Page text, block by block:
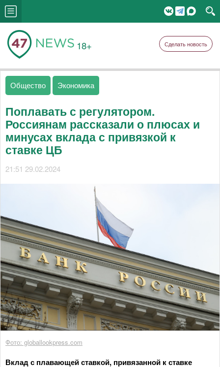
18+ Сделать новость
Общество Экономика
Поплавать с регулятором.
Россиянам рассказали о плюсах и
минусах вклада с привязкой к
ставке ЦБ
21:51 29.02.2024
Фото: globallookpress.com
Вклад с плавающей ставкой, привязанной к ставке